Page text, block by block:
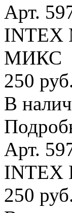
Арт.
INTEX
МИКС
250
В
Арт.
INTEX
250